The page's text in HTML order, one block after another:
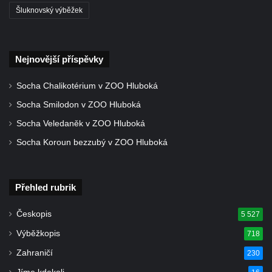
Lavička Václava Havla v Pardubicích
na Mezní Louce
Kamenný obelisk na vyhlídce u Pravčické
brány
Sousoší svatého Václava, svatého Floriána
Socha vodníka na trase naučné stezky v
Šluknovský výběžek
Nejnovější příspěvky
Socha Chalikotérium v ZOO Hluboká
Socha Smilodon v ZOO Hluboká
Socha Veledaněk v ZOO Hluboká
Socha Koroun bezzubý v ZOO Hluboká
Přehled rubrik
Českopis 5 527
Výběžkopis 718
Zahraničí 230